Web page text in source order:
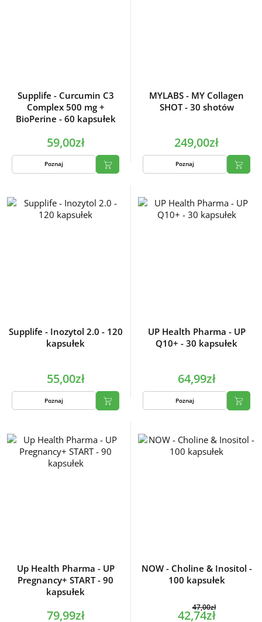
Supplife - Curcumin C3
Complex 500 mg +
BioPerine - 60 kapsułek
59,00zł
Poznaj
MYLABS - MY Collagen
SHOT - 30 shotów
249,00zł
Poznaj
Supplife - Inozytol 2.0 - 120
kapsułek
55,00zł
Poznaj
UP Health Pharma - UP
Q10+ - 30 kapsułek
64,99zł
Poznaj
Up Health Pharma - UP
Pregnancy+ START - 90
kapsułek
79,99zł
NOW - Choline & Inositol -
100 kapsułek
47,00zł
42,74zł